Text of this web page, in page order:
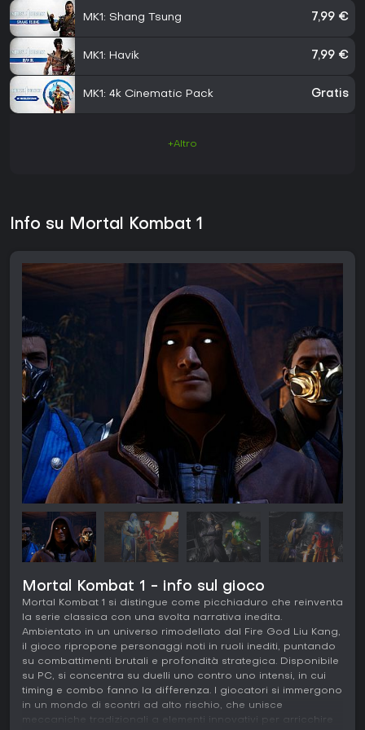
MK1: Shang Tsung 7,99 €
MK1: Havik 7,99 €
MK1: 4k Cinematic Pack Gratis
+Altro
Info su Mortal Kombat 1
Mortal Kombat 1 - info sul gioco
Mortal Kombat 1 si distingue come picchiaduro che reinventa
la serie classica con una svolta narrativa inedita.
Ambientato in un universo rimodellato dal Fire God Liu Kang,
il gioco ripropone personaggi noti in ruoli inediti, puntando
su combattimenti brutali e profondità strategica. Disponibile
su PC, si concentra su duelli uno contro uno intensi, in cui
timing e combo fanno la differenza. I giocatori si immergono
in un mondo di scontri ad alto rischio, che unisce
meccaniche tradizionali a elementi innovativi per arricchire